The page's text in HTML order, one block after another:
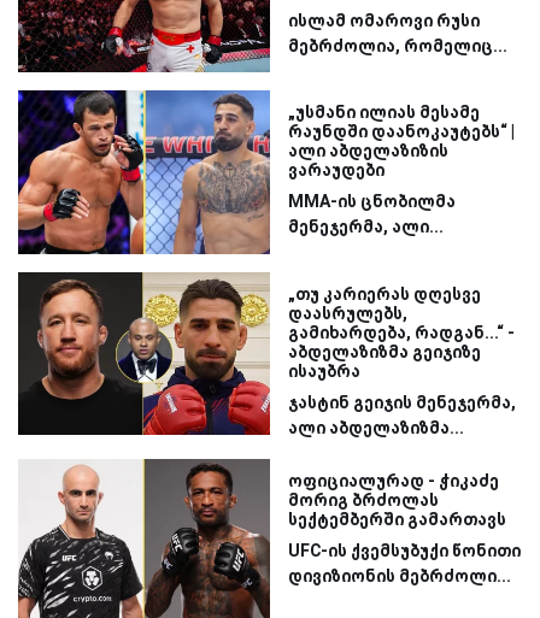
ისლამ ომაროვი რუსი
მებრძოლია, რომელიც...
„უსმანი ილიას მესამე
რაუნდში დაანოკაუტებს“ |
ალი აბდელაზიზის
ვარაუდები
MMA-ის ცნობილმა
მენეჯერმა, ალი...
„თუ კარიერას დღესვე
დაასრულებს,
გამიხარდება, რადგან...“ -
აბდელაზიზმა გეიჯიზე
ისაუბრა
ჯასტინ გეიჯის მენეჯერმა,
ალი აბდელაზიზმა...
ოფიციალურად - ჭიკაძე
მორიგ ბრძოლას
სექტემბერში გამართავს
UFC-ის ქვემსუბუქი წონითი
დივიზიონის მებრძოლი...